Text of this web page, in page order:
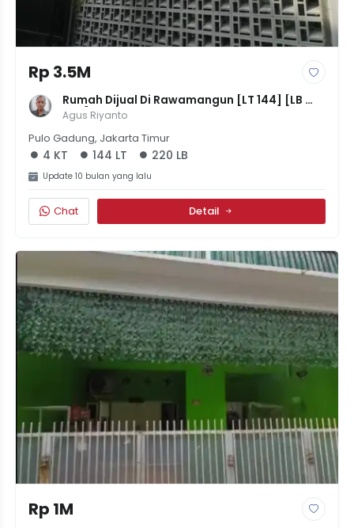
Rp 3.5M
Rumah Dijual Di Rawamangun [LT 144] [LB
220] | 4 KT, 4 KM | SHM | Harga 3,5M
Agus Riyanto
Pulo Gadung, Jakarta Timur
4 KT 144 LT 220 LB
Update 10 bulan yang lalu
Chat Detail
Rp 1M